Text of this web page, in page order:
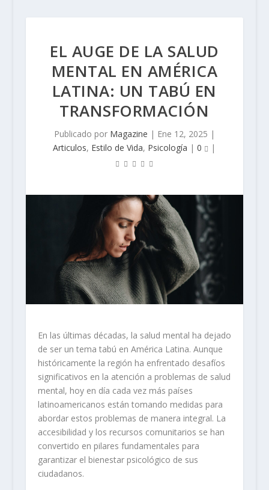
EL AUGE DE LA SALUD
MENTAL EN AMÉRICA
LATINA: UN TABÚ EN
TRANSFORMACIÓN
Publicado por Magazine | Ene 12, 2025 |
Articulos, Estilo de Vida, Psicología |0 |
En las últimas décadas, la salud mental ha dejado
de ser un tema tabú en América Latina. Aunque
históricamente la región ha enfrentado desafíos
significativos en la atención a problemas de salud
mental, hoy en día cada vez más países
latinoamericanos están tomando medidas para
abordar estos problemas de manera integral. La
accesibilidad y los recursos comunitarios se han
convertido en pilares fundamentales para
garantizar el bienestar psicológico de sus
ciudadanos.